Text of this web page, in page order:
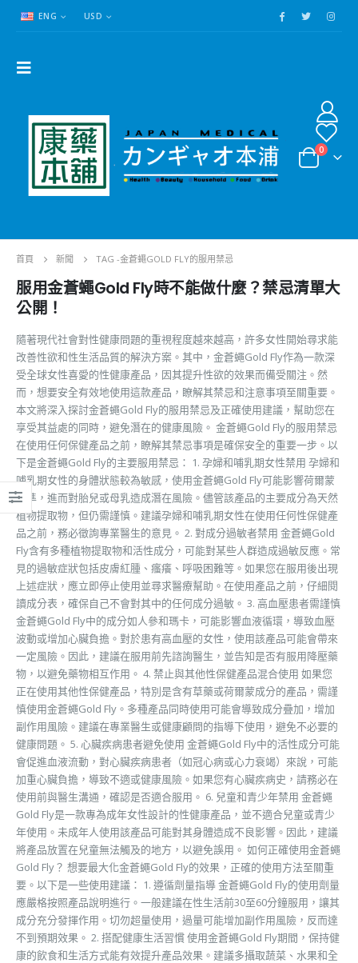
ENG USD
0
首頁 新聞 TAG -金蒼蠅GOLD FLY的服用禁忌
服用金蒼蠅Gold Fly時不能做什麼？禁忌清單大
公開！
隨著現代社會對性健康問題的重視程度越來越高，許多女性開始尋求能
改善性欲和性生活品質的解決方案。其中，金蒼蠅Gold Fly作為一款深
受全球女性喜愛的性健康產品，因其提升性欲的效果而備受關注。然
而，想要安全有效地使用這款產品，瞭解其禁忌和注意事項至關重要。
本文將深入探討金蒼蠅Gold Fly的服用禁忌及正確使用建議，幫助您在
享受其益處的同時，避免潛在的健康風險。 金蒼蠅Gold Fly的服用禁忌
在使用任何保健產品之前，瞭解其禁忌事項是確保安全的重要一步。以
下是金蒼蠅Gold Fly的主要服用禁忌： 1. 孕婦和哺乳期女性禁用 孕婦和
哺乳期女性的身體狀態較為敏感，使用金蒼蠅Gold Fly可能影響荷爾蒙
水準，進而對胎兒或母乳造成潛在風險。儘管該產品的主要成分為天然
植物提取物，但仍需謹慎。建議孕婦和哺乳期女性在使用任何性保健產
品之前，務必徵詢專業醫生的意見。 2. 對成分過敏者禁用 金蒼蠅Gold
Fly含有多種植物提取物和活性成分，可能對某些人群造成過敏反應。常
見的過敏症狀包括皮膚紅腫、瘙癢、呼吸困難等。如果您在服用後出現
上述症狀，應立即停止使用並尋求醫療幫助。在使用產品之前，仔細閱
讀成分表，確保自己不會對其中的任何成分過敏。 3. 高血壓患者需謹慎
金蒼蠅Gold Fly中的成分如人參和瑪卡，可能影響血液循環，導致血壓
波動或增加心臟負擔。對於患有高血壓的女性，使用該產品可能會帶來
一定風險。因此，建議在服用前先諮詢醫生，並告知是否有服用降壓藥
物，以避免藥物相互作用。 4. 禁止與其他性保健產品混合使用 如果您
正在使用其他性保健產品，特別是含有草藥或荷爾蒙成分的產品，需謹
慎使用金蒼蠅Gold Fly。多種產品同時使用可能會導致成分疊加，增加
副作用風險。建議在專業醫生或健康顧問的指導下使用，避免不必要的
健康問題。 5. 心臟疾病患者避免使用 金蒼蠅Gold Fly中的活性成分可能
會促進血液流動，對心臟疾病患者（如冠心病或心力衰竭）來說，可能
加重心臟負擔，導致不適或健康風險。如果您有心臟疾病史，請務必在
使用前與醫生溝通，確認是否適合服用。 6. 兒童和青少年禁用 金蒼蠅
Gold Fly是一款專為成年女性設計的性健康產品，並不適合兒童或青少
年使用。未成年人使用該產品可能對其身體造成不良影響。因此，建議
將產品放置在兒童無法觸及的地方，以避免誤用。 如何正確使用金蒼蠅
Gold Fly？ 想要最大化金蒼蠅Gold Fly的效果，正確的使用方法至關重
要。以下是一些使用建議： 1. 遵循劑量指導 金蒼蠅Gold Fly的使用劑量
應嚴格按照產品說明進行。一般建議在性生活前30至60分鐘服用，讓其
成分充分發揮作用。切勿超量使用，過量可能增加副作用風險，反而達
不到預期效果。 2. 搭配健康生活習慣 使用金蒼蠅Gold Fly期間，保持健
康的飲食和生活方式能有效提升產品效果。建議多攝取蔬菜、水果和全